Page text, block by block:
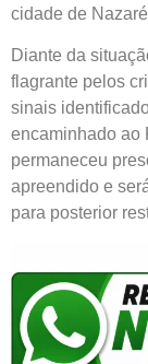
cidade de
Diante da
flagrante pelos
sinais
encaminhado ao
permaneceu
apreendido e
para posterior